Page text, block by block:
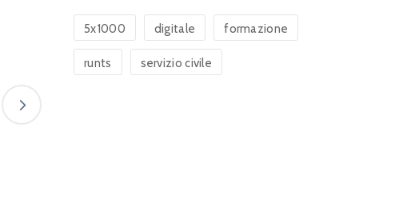
5x1000 digitale formazione
runts servizio civile